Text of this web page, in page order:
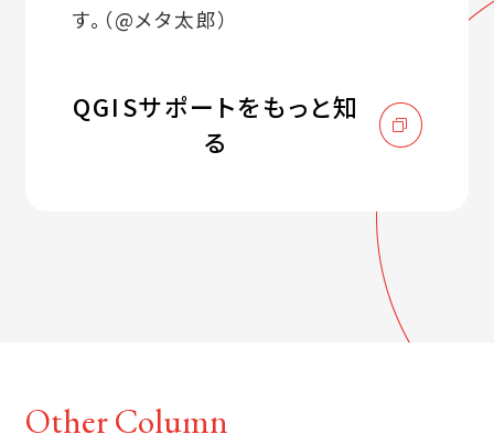
す。（@メタ太郎）
QGISサポートをもっと知
る
Other Column